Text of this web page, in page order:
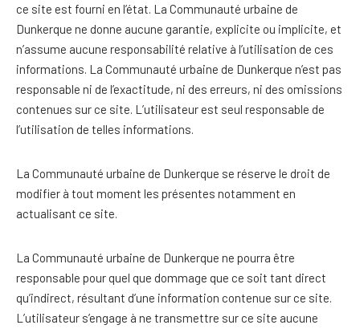
ce site est fourni en l’état. La Communauté urbaine de
Dunkerque ne donne aucune garantie, explicite ou implicite, et
n’assume aucune responsabilité relative à l’utilisation de ces
informations. La Communauté urbaine de Dunkerque n’est pas
responsable ni de l’exactitude, ni des erreurs, ni des omissions
contenues sur ce site. L’utilisateur est seul responsable de
l’utilisation de telles informations.
La Communauté urbaine de Dunkerque se réserve le droit de
modifier à tout moment les présentes notamment en
actualisant ce site.
La Communauté urbaine de Dunkerque ne pourra être
responsable pour quel que dommage que ce soit tant direct
qu’indirect, résultant d’une information contenue sur ce site.
L’utilisateur s’engage à ne transmettre sur ce site aucune